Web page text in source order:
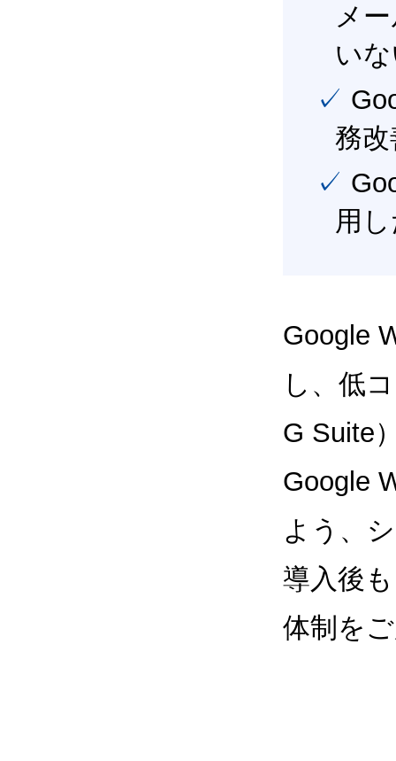
メ
い
✓ Google Workspace（旧G Suite） を活用し、業
務
✓ Google Workspace（旧G Suite） を最大限に活
用
Google
し、低
G Suite
Google
よう、
導入後
体制を